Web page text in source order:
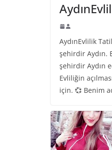
AydınEvlilik
şehirdir Aydın.
şehirdir Aydın
Evliliğin
için. 💞 Benim